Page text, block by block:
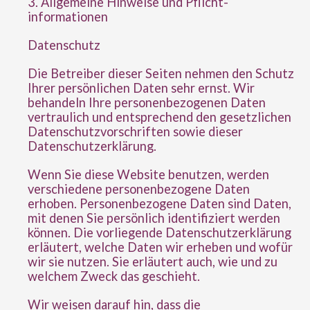
informationen
Datenschutz
Die Betreiber dieser Seiten nehmen den Schutz
Ihrer persönlichen Daten sehr ernst. Wir
behandeln Ihre personenbezogenen Daten
vertraulich und entsprechend den gesetzlichen
Datenschutzvorschriften sowie dieser
Datenschutzerklärung.
Wenn Sie diese Website benutzen, werden
verschiedene personenbezogene Daten
erhoben. Personenbezogene Daten sind Daten,
mit denen Sie persönlich identifiziert werden
können. Die vorliegende Datenschutzerklärung
erläutert, welche Daten wir erheben und wofür
wir sie nutzen. Sie erläutert auch, wie und zu
welchem Zweck das geschieht.
Wir weisen darauf hin, dass die